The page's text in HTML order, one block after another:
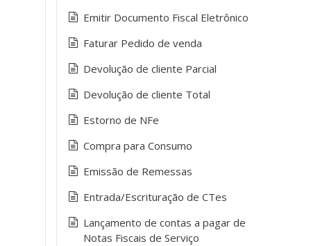
Emitir Documento Fiscal Eletrônico
Faturar Pedido de venda
Devolução de cliente Parcial
Devolução de cliente Total
Estorno de NFe
Compra para Consumo
Emissão de Remessas
Entrada/Escrituração de CTes
Lançamento de contas a pagar de
Notas Fiscais de Serviço